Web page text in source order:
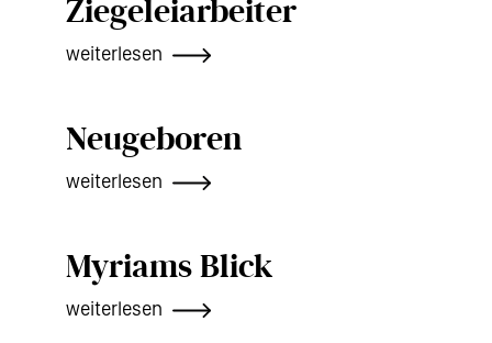
Ziegeleiarbeiter
weiterlesen
Neugeboren
weiterlesen
Myriams Blick
weiterlesen